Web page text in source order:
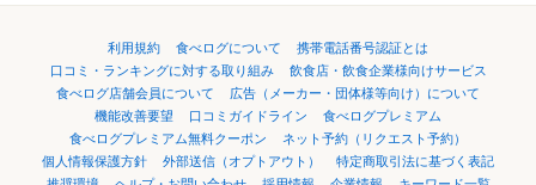
利用規約 食べログについて
携帯電話番号認証とは
口コミ・ランキングに対する取り組み
飲食店・飲食企業様向けサービス
食べログ店舗会員について
広告（メーカー・団体様等向け）について
機能改善要望
口コミガイドライン
食べログプレミアム
食べログプレミアム無料クーポン
ネット予約（リクエスト予約）
個人情報保護方針
外部送信（オプトアウト）
特定商取引法に基づく表記